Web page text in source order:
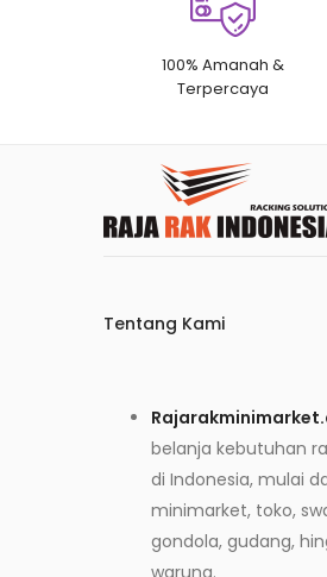
100% Amanah &
Terpercaya
Tentang Kami
belanja kebutuhan
di Indonesia, mulai
minimarket, toko,
gondola, gudang,
warung.